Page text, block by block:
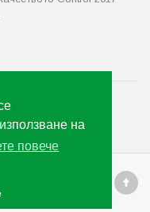
на
повече